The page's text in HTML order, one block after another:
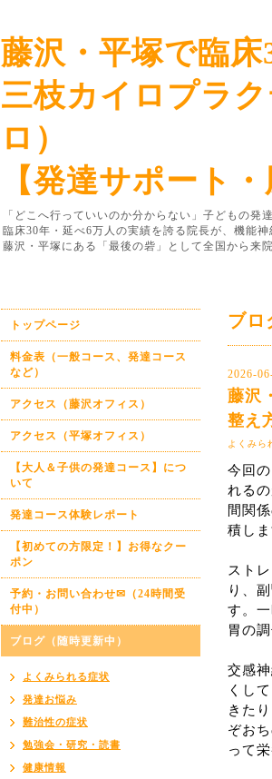
藤沢・平塚で臨床
三枝カイロプラ
ロ）
【発達サポート
「どこへ行っていいのか分からない」子どもの発
臨床30年・延べ6万人の実績を誇る院長が、機能
藤沢・平塚にある「最後の砦」として全国から来
ブロ
2026-
藤沢
整え
よくみら
今回
れる
間関
積し
スト
り、
す。
胃の
交感
くし
きた
ぞお
って
トップページ
料金表（一般コース、発達コース
など）
アクセス（藤沢オフィス）
アクセス（平塚オフィス）
【大人＆子供の発達コース】につ
いて
発達コース体験レポート
【初めての方限定！】お得なクー
ポン
予約・お問い合わせ✉（24時間受
付中）
ブログ（随時更新中）
よくみられる症状
発達お悩み
難治性の症状
勉強会・研究・読書
健康情報